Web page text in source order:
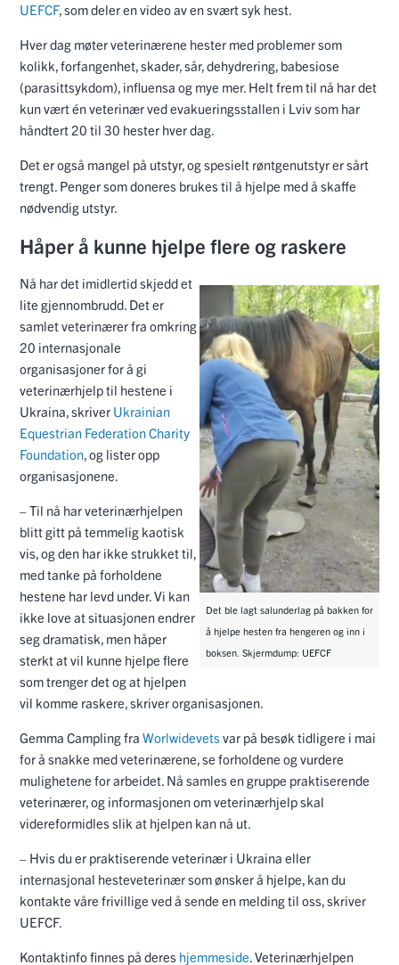
UEFCF, som deler en video av en svært syk hest.
Hver dag møter veterinærene hester med problemer som
kolikk, forfangenhet, skader, sår, dehydrering, babesiose
(parasittsykdom), influensa og mye mer. Helt frem til nå har det
kun vært én veterinær ved evakueringsstallen i Lviv som har
håndtert 20 til 30 hester hver dag.
Det er også mangel på utstyr, og spesielt røntgenutstyr er sårt
trengt. Penger som doneres brukes til å hjelpe med å skaffe
nødvendig utstyr.
Håper å kunne hjelpe flere og raskere
Det ble lagt salunderlag på bakken for
å hjelpe hesten fra hengeren og inn i
boksen. Skjermdump: UEFCF
Nå har det imidlertid skjedd et
lite gjennombrudd. Det er
samlet veterinærer fra omkring
20 internasjonale
organisasjoner for å gi
veterinærhjelp til hestene i
Ukraina, skriver Ukrainian
Equestrian Federation Charity
Foundation, og lister opp
organisasjonene.
– Til nå har veterinærhjelpen
blitt gitt på temmelig kaotisk
vis, og den har ikke strukket til,
med tanke på forholdene
hestene har levd under. Vi kan
ikke love at situasjonen endrer
seg dramatisk, men håper
sterkt at vil kunne hjelpe flere
som trenger det og at hjelpen
vil komme raskere, skriver organisasjonen.
Gemma Campling fra Worlwidevetsvar på besøk tidligere i mai
for å snakke med veterinærene, se forholdene og vurdere
mulighetene for arbeidet. Nå samles en gruppe praktiserende
veterinærer, og informasjonen om veterinærhjelp skal
videreformidles slik at hjelpen kan nå ut.
– Hvis du er praktiserende veterinær i Ukraina eller
internasjonal hesteveterinær som ønsker å hjelpe, kan du
kontakte våre frivillige ved å sende en melding til oss, skriver
UEFCF.
Kontaktinfo finnes på deres hjemmeside. Veterinærhjelpen